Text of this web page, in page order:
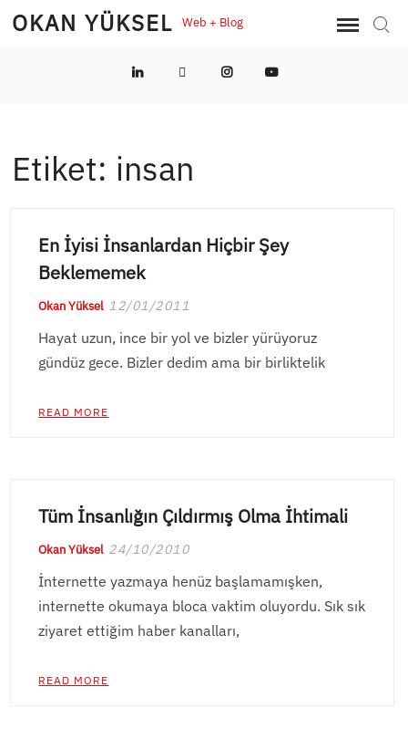
SkipOKAN YÜKSEL Web + Blog
LinkedInTwitterInstagramYouTube
Etiket: insan
En İyisi İnsanlardan Hiçbir Şey
Beklememek
Okan Yüksel 12/01/2011
Hayat uzun, ince bir yol ve bizler yürüyoruz
gündüz gece. Bizler dedim ama bir birliktelik
READ MORE
Tüm İnsanlığın Çıldırmış Olma İhtimali
Okan Yüksel 24/10/2010
İnternette yazmaya henüz başlamamışken,
internette okumaya bloca vaktim oluyordu. Sık sık
ziyaret ettiğim haber kanalları,
READ MORE